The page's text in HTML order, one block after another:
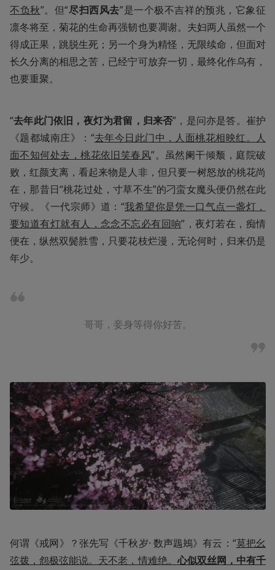
不负秋”。但“尽扫西风去”是一个极不吉祥的预兆，它象征
凛冬将至，菊花的生命再强韧也要凋谢。夫妇两人虽然一个
得成正果，跳脱生死；另一个身为精怪，无限续命，但面对
长久分离的相思之苦，已经宁可放弃一切，最终化作乌有，
也要重聚。
“去年此门依旧，夜灯为君留，归来否”，是问亦是答。崔护
《题都城南庄》：“去年今日此门中，人面桃花相映红。人
面不知何处去，桃花依旧笑春风”。虽然阑干倾颓，庭院破
败，红颜支离，看起来物是人非，但只要一树怒放的桃花尚
在，那昔日“桃花过处，寸草不生”的刁蛮女魔头便仍然在此
守候。《一代宗师》道：“我希望你是凭一口气点一盏灯，
要知道有灯就有人，念念不忘必有回响”，夜灯若在，痴情
便在，纵然双鬓胜雪，只要花枝烂漫，无论何时，归来仍是
年少。
哥哥，妾身等得你好苦。
何谓《戒网》？张先写《千秋岁· 数声鶗鴂》有云：“莫把幺
弦拨，怨极弦能说。天不老，情难绝。 心似双丝网，中有千